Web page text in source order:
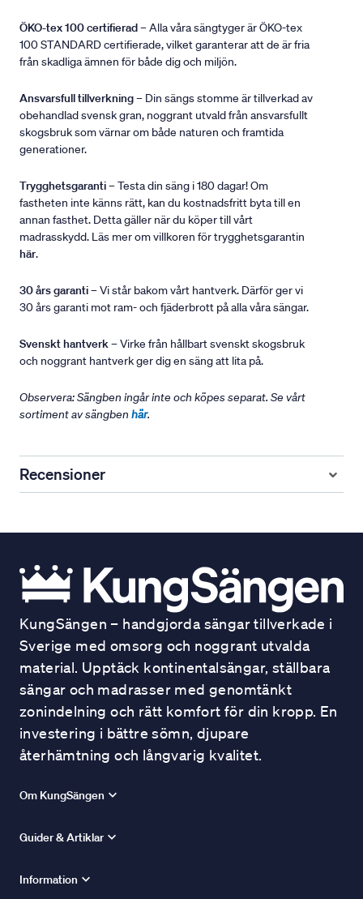
ÖKO-tex 100 certifierad– Alla våra sängtyger är ÖKO-tex
100 STANDARD certifierade, vilket garanterar att de är fria
från skadliga ämnen för både dig och miljön.
Ansvarsfull tillverkning– Din sängs stomme är tillverkad av
obehandlad svensk gran, noggrant utvald från ansvarsfullt
skogsbruk som värnar om både naturen och framtida
generationer.
Trygghetsgaranti– Testa din säng i 180 dagar! Om
fastheten inte känns rätt, kan du kostnadsfritt byta till en
annan fasthet. Detta gäller när du köper till vårt
madrasskydd. Läs mer om villkoren för trygghetsgarantin
här.
30 års garanti– Vi står bakom vårt hantverk. Därför ger vi
30 års garanti mot ram- och fjäderbrott på alla våra sängar.
Svenskt hantverk– Virke från hållbart svenskt skogsbruk
och noggrant hantverk ger dig en säng att lita på.
Observera: Sängben ingår inte och köpes separat. Se vårt
sortiment av sängben här.
Recensioner
KungSängen – handgjorda sängar tillverkade i
Sverige med omsorg och noggrant utvalda
material. Upptäck kontinentalsängar, ställbara
sängar och madrasser med genomtänkt
zonindelning och rätt komfort för din kropp. En
investering i bättre sömn, djupare
återhämtning och långvarig kvalitet.
Om KungSängen
Guider & Artiklar
Information